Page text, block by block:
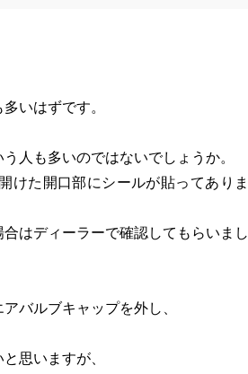
いはずです。
人も多いのではないでしょうか。
けた開口部にシールが貼ってありま
はディーラーで確認してもらいまし
バルブキャップを外し、
思いますが、